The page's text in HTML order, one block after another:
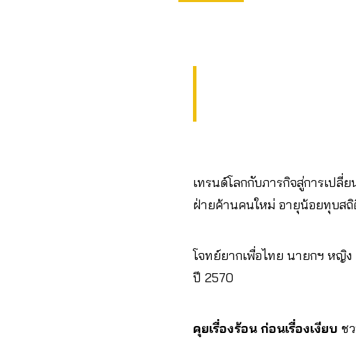
เทรนด์โลกกับภารกิจสู่การเปลี่
ฝ่ายค้านคนใหม่ อายุน้อยทุบสถิ
โจทย์ยากเพื่อไทย นายกฯ หญิง
ปี 2570
คุยเรื่องร้อน ก่อนเรื่องเงียบ ช